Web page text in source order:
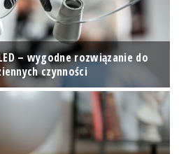
– wygodne rozwiązanie do
czynności